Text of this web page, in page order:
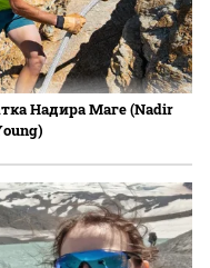
Надира Маге (Nadir